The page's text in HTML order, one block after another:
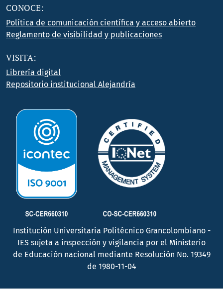
CONOCE:
Política de comunicación científica y acceso abierto
Reglamento de visibilidad y publicaciones
VISITA:
Librería digital
Repositorio institucional Alejandría
Institución Universitaria Politécnico Grancolombiano -
IES sujeta a inspección y vigilancia por el Ministerio
de Educación nacional mediante Resolución No. 19349
de 1980-11-04